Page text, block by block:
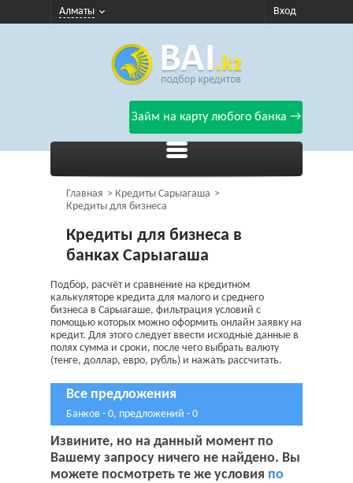
Алматы Вход
Займ на карту любого банка →
Главная
Кредиты Сарыагаша
Кредиты для бизнеса
Кредиты для бизнеса в
банках Сарыагаша
Подбор, расчёт и сравнение на кредитном
калькуляторе кредита для малого и среднего
бизнеса в Сарыагаше, фильтрация условий с
помощью которых можно оформить онлайн заявку на
кредит. Для этого следует ввести исходные данные в
полях сумма и сроки, после чего выбрать валюту
(тенге, доллар, евро, рубль) и нажать рассчитать.
Все предложения
Банков - 0, предложений - 0
Извините, но на данный момент по
Вашему запросу ничего не найдено. Вы
можете посмотреть те же условия по